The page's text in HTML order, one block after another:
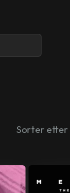
Sorter etter